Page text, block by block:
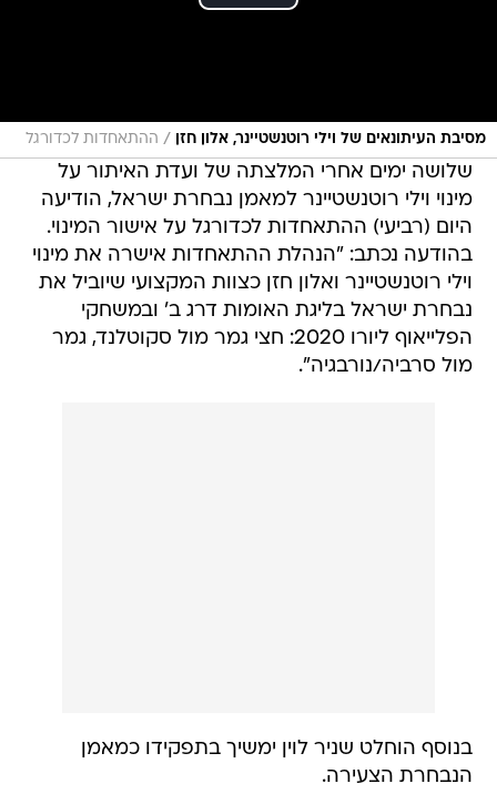
מסיבת העיתונאים של וילי רוטנשטיינר, אלון חזן / ההתאחדות לכדורגל
שלושה ימים אחרי המלצתה של ועדת האיתור על
מינוי וילי רוטנשטיינר למאמן נבחרת ישראל, הודיעה
היום (רביעי) ההתאחדות לכדורגל על אישור המינוי.
בהודעה נכתב: "הנהלת ההתאחדות אישרה את מינוי
וילי רוטנשטיינר ואלון חזן כצוות המקצועי שיוביל את
נבחרת ישראל בליגת האומות דרג ב' ובמשחקי
הפלייאוף ליורו 2020: חצי גמר מול סקוטלנד, גמר
מול סרביה/נורבגיה".
בנוסף הוחלט שניר לוין ימשיך בתפקידו כמאמן
הנבחרת הצעירה.